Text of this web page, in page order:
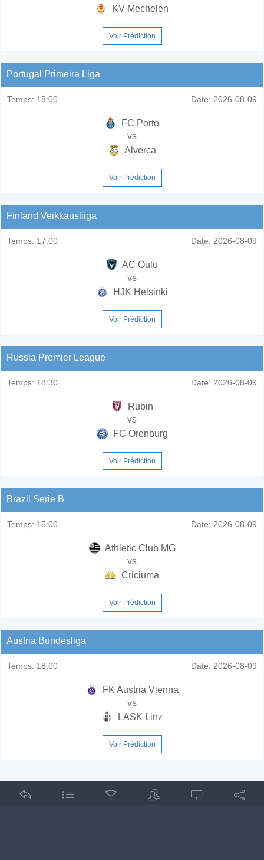
KV Mechelen
Voir Prédiction
Portugal Primeira Liga
Temps: 18:00 Date: 2026-08-09
FC Porto
vs
Alverca
Voir Prédiction
Finland Veikkausliiga
Temps: 17:00 Date: 2026-08-09
AC Oulu
vs
HJK Helsinki
Voir Prédiction
Russia Premier League
Temps: 18:30 Date: 2026-08-09
Rubin
vs
FC Orenburg
Voir Prédiction
Brazil Serie B
Temps: 15:00 Date: 2026-08-09
Athletic Club MG
vs
Criciuma
Voir Prédiction
Austria Bundesliga
Temps: 18:00 Date: 2026-08-09
FK Austria Vienna
vs
LASK Linz
Voir Prédiction